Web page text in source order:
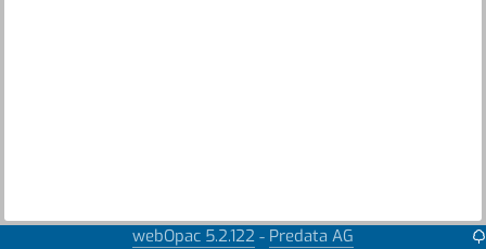
webOpac 5.2.122 - Predata AG